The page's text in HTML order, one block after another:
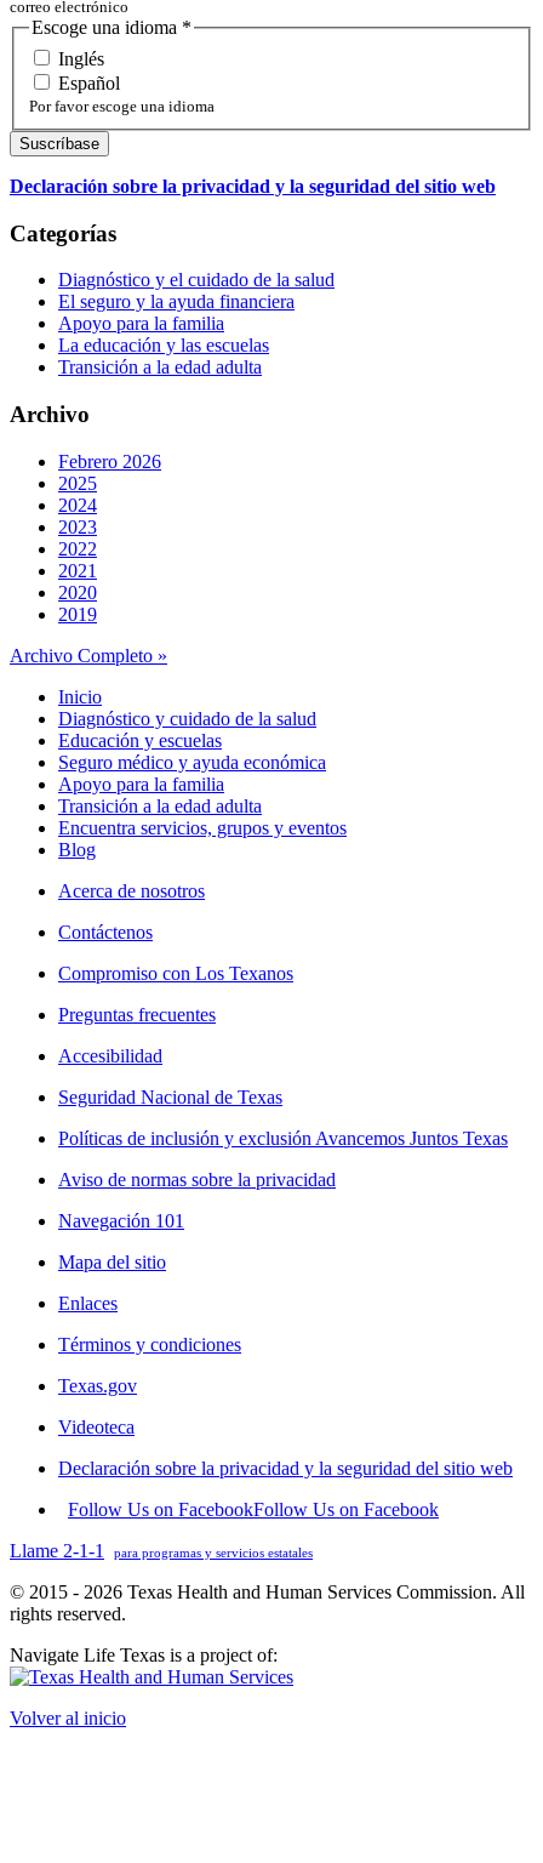
correo electrónico
Escoge una idioma *
Inglés
Español
Por favor escoge una idioma
Declaración sobre la privacidad y la seguridad del sitio web
Categorías
Diagnóstico y el cuidado de la salud
El seguro y la ayuda financiera
Apoyo para la familia
La educación y las escuelas
Transición a la edad adulta
Archivo
Febrero 2026
2025
2024
2023
2022
2021
2020
2019
Archivo Completo »
Inicio
Diagnóstico y cuidado de la salud
Educación y escuelas
Seguro médico y ayuda económica
Apoyo para la familia
Transición a la edad adulta
Encuentra servicios, grupos y eventos
Blog
Acerca de nosotros
Contáctenos
Compromiso con Los Texanos
Preguntas frecuentes
Accesibilidad
Seguridad Nacional de Texas
Políticas de inclusión y exclusión Avancemos Juntos Texas
Aviso de normas sobre la privacidad
Navegación 101
Mapa del sitio
Enlaces
Términos y condiciones
Texas.gov
Videoteca
Declaración sobre la privacidad y la seguridad del sitio web
Follow Us on FacebookFollow Us on Facebook
Llame 2-1-1
para programas y servicios estatales
© 2015 - 2026 Texas Health and Human Services Commission. All
rights reserved.
Navigate Life Texas is a project of:
Volver al inicio